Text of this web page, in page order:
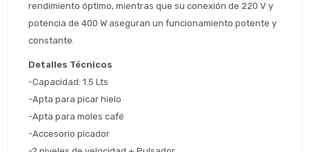
rendimiento óptimo, mientras que su conexión de 220 V y
potencia de 400 W aseguran un funcionamiento potente y
constante.
Detalles Técnicos
-Capacidad: 1.5 Lts
-Apta para picar hielo
-Apta para moles café
-Accesorio picador
Comprá ahora y Pagá
Después, hasta en 12
tarjeta de crédito
Cédula de identidad
Celular
Fecha de nacimiento
Día
Estás calificado para comprar usando Pago
Después.
Elegí tus productos preferidos
Seleccioná Pago Después como metodo
de pago
el inconveniente, por cualquier duda
contactanos en
preguntas@pagodespues.com.uy
¡Algo salió mal!
Por favor intenta nuevamente mas tarde.